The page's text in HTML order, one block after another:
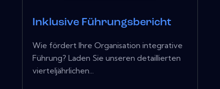
Inklusive Führungsbericht
Wie fördert Ihre Organisation integrative
Führung? Laden Sie unseren detaillierten
vierteljährlichen...